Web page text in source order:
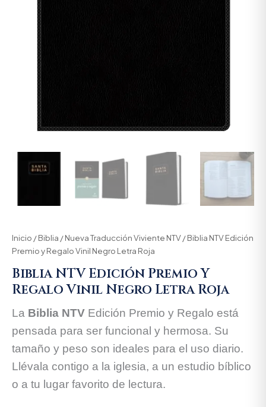
Inicio /Biblia /Nueva Traducción Viviente NTV/ Biblia NTV Edición
Premio y Regalo Vinil Negro Letra Roja
Biblia NTV Edición Premio Y
Regalo Vinil Negro Letra Roja
La Biblia NTV Edición Premio y Regalo está
pensada para ser funcional y hermosa. Su
tamaño y peso son ideales para el uso diario.
Llévala contigo a la iglesia, a un estudio bíblico
o a tu lugar favorito de lectura.